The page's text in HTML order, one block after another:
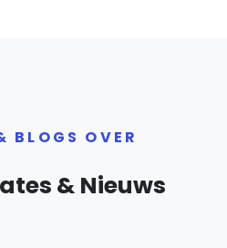
BLOGS OVER
& Nieuws